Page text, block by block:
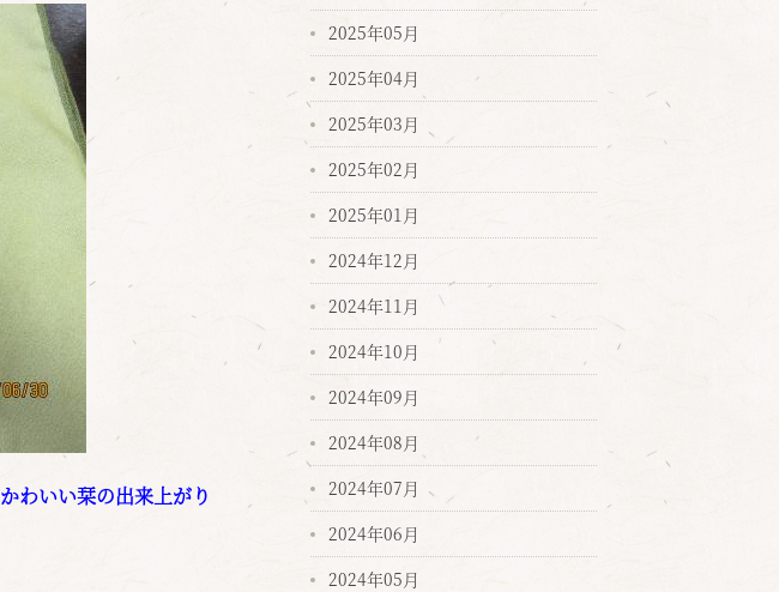
かわいい栞の出来上がり
2025年05月
2025年04月
2025年03月
2025年02月
2025年01月
2024年12月
2024年11月
2024年10月
2024年09月
2024年08月
2024年07月
2024年06月
2024年05月